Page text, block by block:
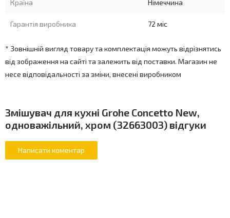
Країна Німеччина
Гарантія виробника 72 міс
* Зовнішній вигляд товару та комплектація можуть відрізнятись
від зображення на сайті та залежить від поставки. Магазин не
несе відповідальності за зміни, внесені виробником
Змішувач для кухні Grohe Concetto New,
одноважільний, хром (32663003) відгуки